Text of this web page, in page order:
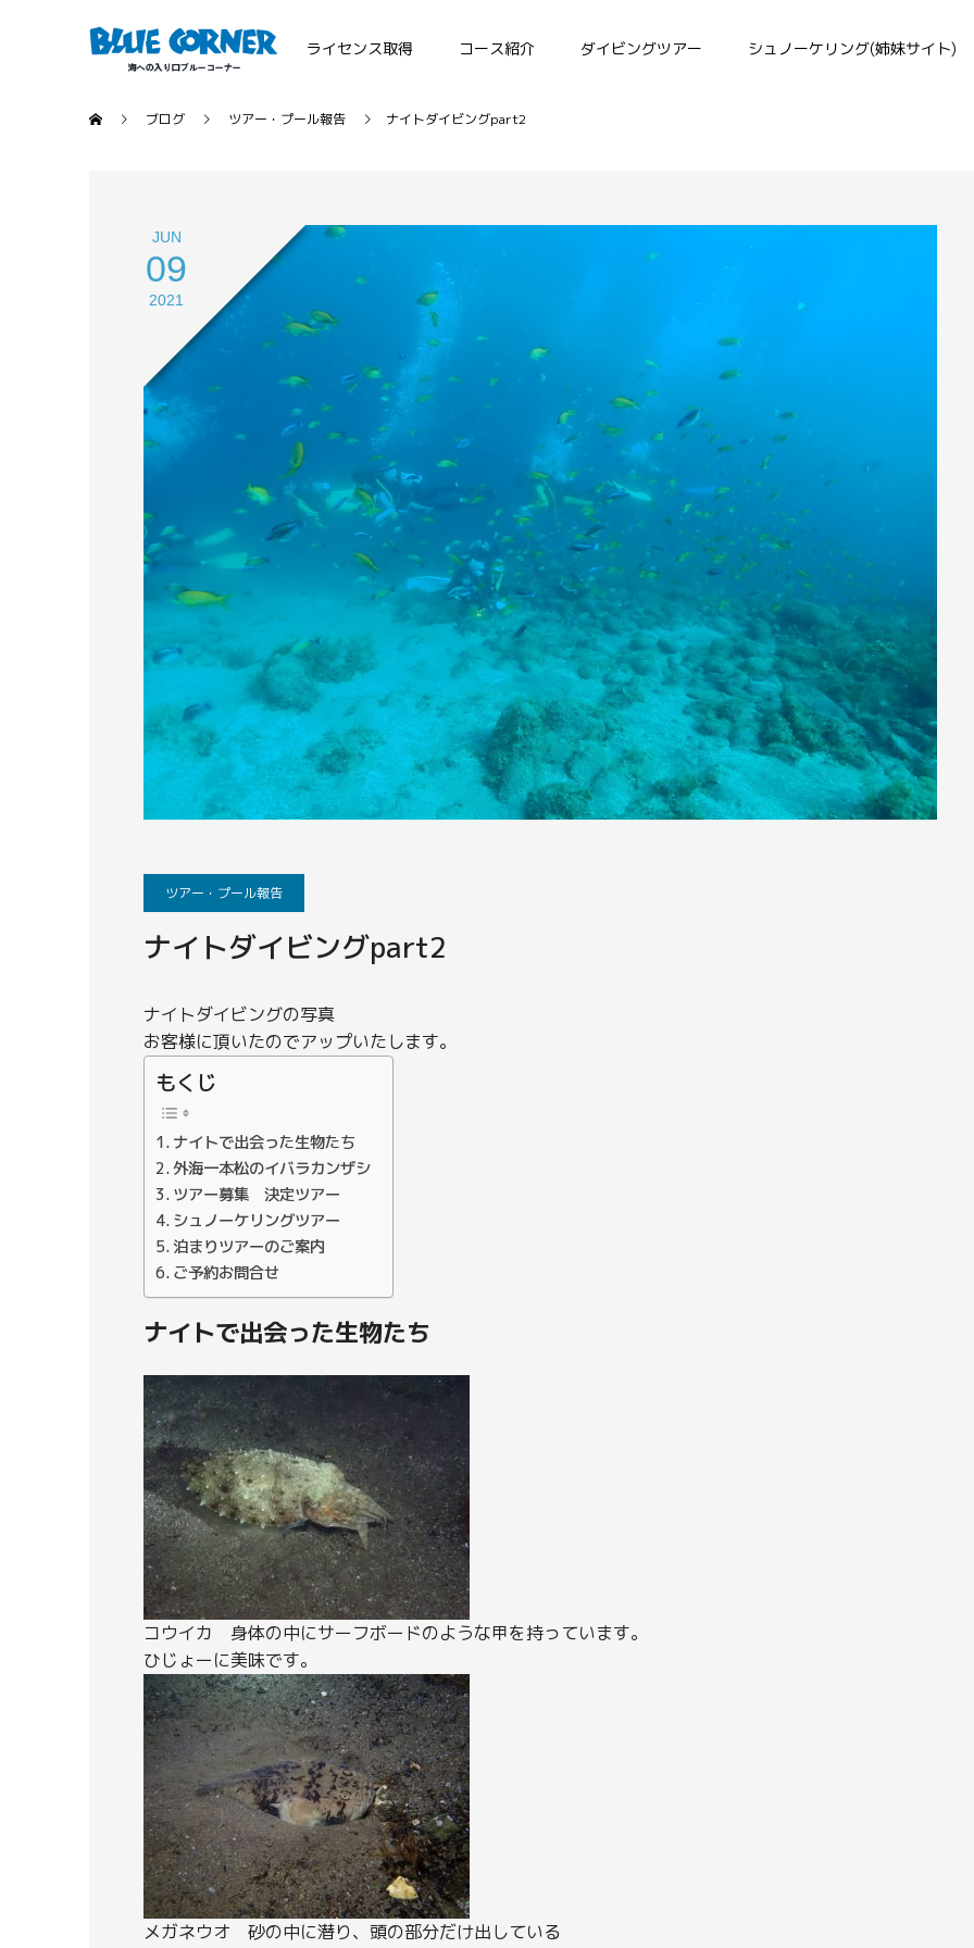
ライセンス取得 コース紹介 ダイビングツアー シュノーケリング(姉妹サイト)
ブログ ツアー・プール報告 ナイトダイビングpart2
JUN
09
2021
ツアー・プール報告
ナイトダイビングpart2
ナイトダイビングの写真
お客様に頂いたのでアップいたします。
もくじ
ナイトで出会った生物たち
外海一本松のイバラカンザシ
ツアー募集 決定ツアー
シュノーケリングツアー
泊まりツアーのご案内
ご予約お問合せ
ナイトで出会った生物たち
コウイカ 身体の中にサーフボードのような甲を持っています。
ひじょーに美味です。
メガネウオ 砂の中に潜り、頭の部分だけ出している